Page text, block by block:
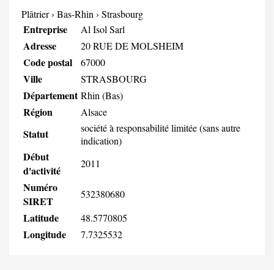
Plâtrier› Bas-Rhin › Strasbourg
Entreprise Al Isol Sarl
Adresse 20 RUE DE MOLSHEIM
Code postal 67000
Ville STRASBOURG
Département Rhin (Bas)
Région Alsace
Statut
société à responsabilité limitée (sans autre
indication)
Début
d'activité
2011
Numéro
SIRET
532380680
Latitude 48.5770805
Longitude 7.7325532